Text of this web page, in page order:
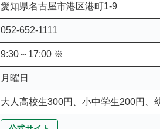
愛知県名古屋市港区港町1-9
052-652-1111
9:30～17:00 ※
月曜日
大人高校生300円、小中学生200円、